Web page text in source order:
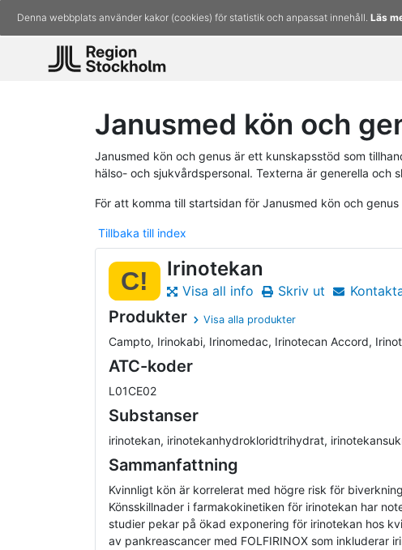
Denna webbplats använder kakor (cookies) för statistik och anpassat innehåll. Läs
Janusmed kön och
Janusmed kön och genus är ett kunskapsstöd som
hälso- och sjukvårdspersonal. Texterna är generella och
För att komma till startsidan för Janusmed kön och
Tillbaka till index
C! Irinotekan
Visa all info Skriv ut
Produkter Visa alla produkter
Campto, Irinokabi, Irinomedac, Irinotecan Accord,
ATC-koder
L01CE02
Substanser
irinotekan, irinotekanhydrokloridtrihydrat,
Sammanfattning
Kvinnligt kön är korrelerat med högre risk för
Könsskillnader i farmakokinetiken för irinotekan har
studier pekar på ökad exponering för irinotekan hos
av pankreascancer med FOLFIRINOX som inkluderar